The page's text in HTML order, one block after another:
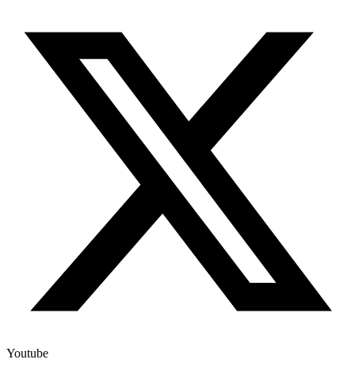
Youtube